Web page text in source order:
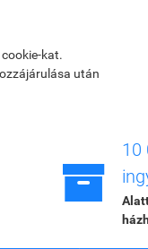
kat.
után

10